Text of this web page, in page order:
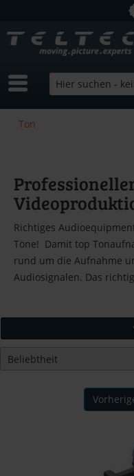
Ton
Richtiges
Töne! Damit top
rund um die Aufnahme
Audiosignalen. Das